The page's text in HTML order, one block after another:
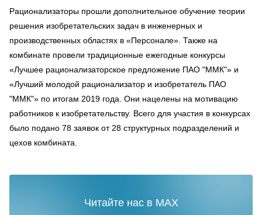
Рационализаторы прошли дополнительное обучение теории
решения изобретательских задач в инженерных и
производственных областях в «Персонале». Также на
комбинате провели традиционные ежегодные конкурсы
«Лучшее рационализаторское предложение ПАО "ММК"» и
«Лучший молодой рационализатор и изобретатель ПАО
"ММК"» по итогам 2019 года. Они нацелены на мотивацию
работников к изобретательству. Всего для участия в конкурсах
было подано 78 заявок от 28 структурных подразделений и
цехов комбината.
Читайте нас в MAX